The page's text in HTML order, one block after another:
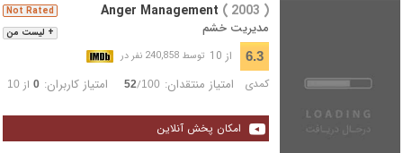
+ لیست من
Not Rated Anger Management ( 2003 )
مدیریت خشم
6.3 از 10 توسط 240,858 نفر در
کمدی امتیاز منتقدان: 52/100 امتیاز کاربران: 0از 10
امکان پخش آنلاین